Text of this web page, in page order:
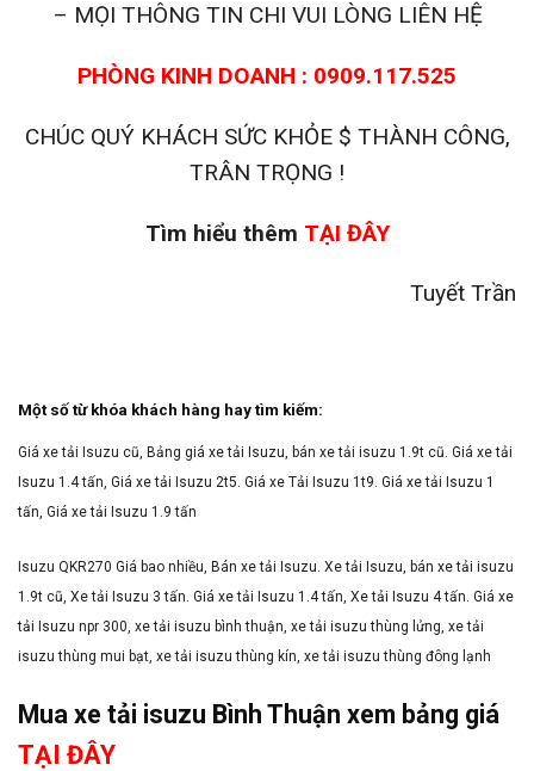
– MỌI THÔNG TIN CHI VUI LÒNG LIÊN HỆ
PHÒNG KINH DOANH : 0909.117.525
CHÚC QUÝ KHÁCH SỨC KHỎE $ THÀNH CÔNG,
TRÂN TRỌNG !
Tìm hiểu thêm TẠI ĐÂY
Tuyết Trần
Một số từ khóa khách hàng hay tìm kiếm:
Giá xe tải Isuzu cũ, Bảng giá xe tải Isuzu, bán xe tải isuzu 1.9t cũ. Giá xe tải
Isuzu 1.4 tấn, Giá xe tải Isuzu 2t5. Giá xe Tải Isuzu 1t9. Giá xe tải Isuzu 1
tấn, Giá xe tải Isuzu 1.9 tấn
Isuzu QKR270 Giá bao nhiều, Bán xe tải Isuzu. Xe tải Isuzu, bán xe tải isuzu
1.9t cũ, Xe tải Isuzu 3 tấn. Giá xe tải Isuzu 1.4 tấn, Xe tải Isuzu 4 tấn. Giá xe
tải Isuzu npr 300, xe tải isuzu bình thuận, xe tải isuzu thùng lửng, xe tải
isuzu thùng mui bạt, xe tải isuzu thùng kín, xe tải isuzu thùng đông lạnh
Mua xe tải isuzu Bình Thuận xem bảng giá
TẠI ĐÂY